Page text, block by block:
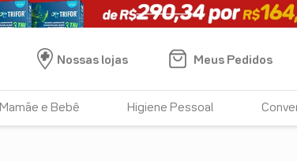
Nossas lojas
Meus Pedidos
Mamãe e Bebê Higiene Pessoal